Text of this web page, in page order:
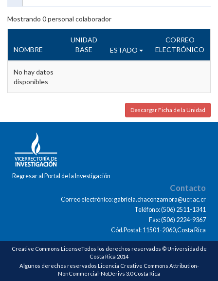
Mostrando 0personal colaborador
NOMBRE
UNIDAD
BASE
ESTADO
CORREO
ELECTRÓNICO
No hay datos
disponibles
Descargar Ficha de la Unidad
Regresar al Portal de la Investigación
Contacto
Correo electrónico: gabriela.chaconzamora@ucr.ac.cr
Teléfono: (506) 2511-1341
Fax: (506) 2224-9367
Cód.Postal: 11501-2060,Costa Rica
Creative Commons LicenseTodos los derechos reservados © Universidad de
Costa Rica 2014
Algunos derechos reservados Licencia Creative Commons Attribution-
NonCommercial-NoDerivs 3.0 Costa Rica